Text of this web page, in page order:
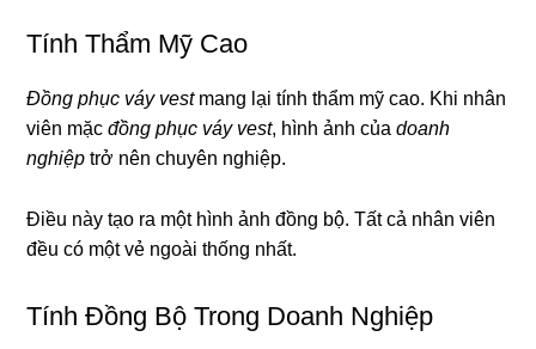
Tính Thẩm Mỹ Cao
Đồng phục váy vestmang lại tính thẩm mỹ cao. Khi nhân
viên mặcđồng phục váy vest, hình ảnh củadoanh
nghiệp trở nên chuyên nghiệp.
Điều này tạo ra một hình ảnh đồng bộ. Tất cả nhân viên
đều có một vẻ ngoài thống nhất.
Tính Đồng Bộ Trong Doanh Nghiệp